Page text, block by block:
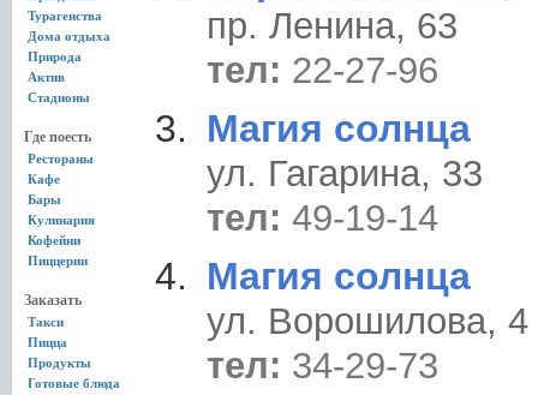
Турагенства
Дома отдыха
Природа
Актив
Стадионы
Где поесть
Рестораны
Кафе
Бары
Кулинария
Кофейни
Пиццерии
Заказать
Такси
Пицца
Продукты
Готовые блюда
пр. Ленина, 63
тел: 22-27-96
Магия солнца
ул. Гагарина, 33
тел: 49-19-14
Магия солнца
ул. Ворошилова, 4
тел: 34-29-73